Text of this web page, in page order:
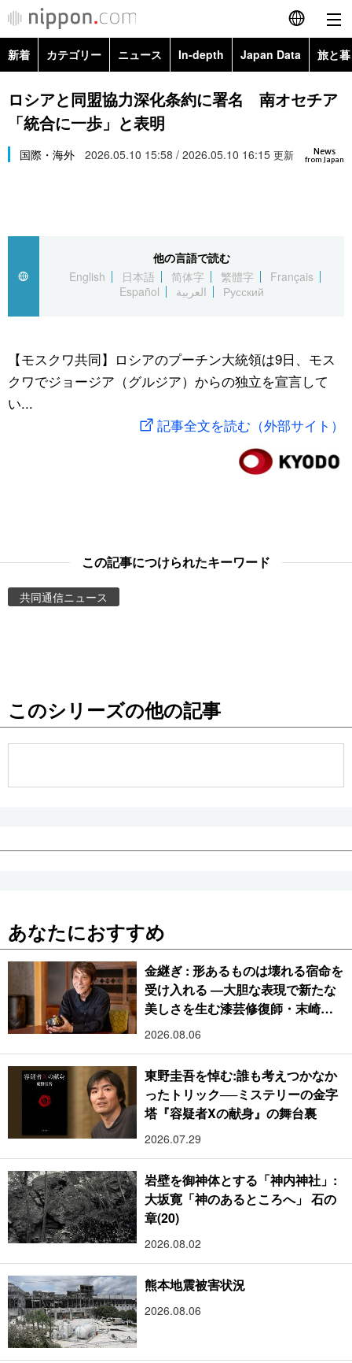
English
简体字
Русский
カテゴリー
経済・ビジネス
国際
文化
トップ
アーカイブ
In-depth
Japan Data
動画/Live
People
新着 カテゴリー ニュース In-depth Japan Data 旅と
政治・外交
経済・ビジネス
スポーツ・東京2020
Topics
ロシアと同盟協力深化条約に署名 南オセチア
「統合に一歩」と表明
News
from Japan
国際・海外 2026.05.10 15:58 / 2026.05.10 16:15 更新
他の言語で読む
English
日本語 简体字 繁體字
Français
Español
العربية Русский
【モスクワ共同】ロシアのプーチン大統領は9日、モス
クワでジョージア（グルジア）からの独立を宣言して
い...
記事全文を読む（外部サイト）
この記事につけられたキーワード
共同通信ニュース
このシリーズの他の記事
あなたにおすすめ
金継ぎ : 形あるものは壊れる宿命を
受け入れる ―大胆な表現で新たな
美しさを生む漆芸修復師・末崎広
樹
2026.08.06
東野圭吾を悼む:誰も考えつかなか
ったトリック──ミステリーの金字
塔『容疑者Xの献身』の舞台裏
2026.07.29
岩壁を御神体とする「神内神社」:
大坂寛「神のあるところへ」 石の
章(20)
2026.08.02
熊本地震被害状況
2026.08.06